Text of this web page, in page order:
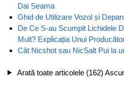
Dai Seama
Ghid de Utilizare Vozol și
De Ce S-au Scumpit Lichidele
Mult? Explicația Unui
Cât Nicshot sau NicSalt Pui la
Arată toate articolele (162)